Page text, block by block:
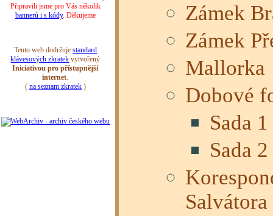
Zámek
Zámek
Mallorka
Dobové
Sada 1
Sada 2
Salvátora